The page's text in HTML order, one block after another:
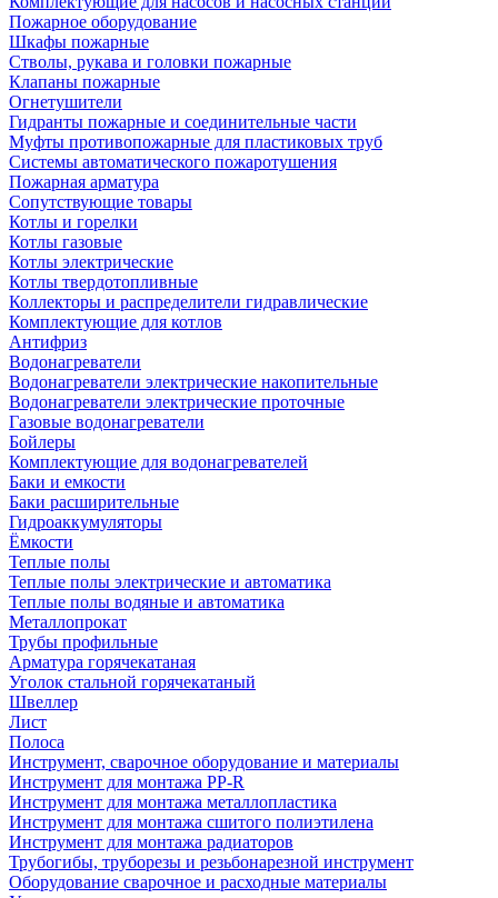
Пожарное оборудование
Шкафы пожарные
Стволы, рукава и головки пожарные
Клапаны пожарные
Огнетушители
Гидранты пожарные и соединительные части
Муфты противопожарные для пластиковых труб
Системы автоматического пожаротушения
Пожарная арматура
Сопутствующие товары
Котлы и горелки
Котлы газовые
Котлы электрические
Котлы твердотопливные
Коллекторы и распределители гидравлические
Комплектующие для котлов
Антифриз
Водонагреватели
Водонагреватели электрические накопительные
Водонагреватели электрические проточные
Газовые водонагреватели
Бойлеры
Комплектующие для водонагревателей
Баки и емкости
Баки расширительные
Гидроаккумуляторы
Ёмкости
Теплые полы
Теплые полы электрические и автоматика
Теплые полы водяные и автоматика
Металлопрокат
Трубы профильные
Арматура горячекатаная
Уголок стальной горячекатаный
Швеллер
Лист
Полоса
Инструмент, сварочное оборудование и материалы
Инструмент для монтажа PP-R
Инструмент для монтажа металлопластика
Инструмент для монтажа сшитого полиэтилена
Инструмент для монтажа радиаторов
Трубогибы, труборезы и резьбонарезной инструмент
Оборудование сварочное и расходные материалы